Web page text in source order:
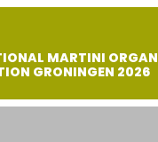
MARTINI ORGAN
GRONINGEN 2026